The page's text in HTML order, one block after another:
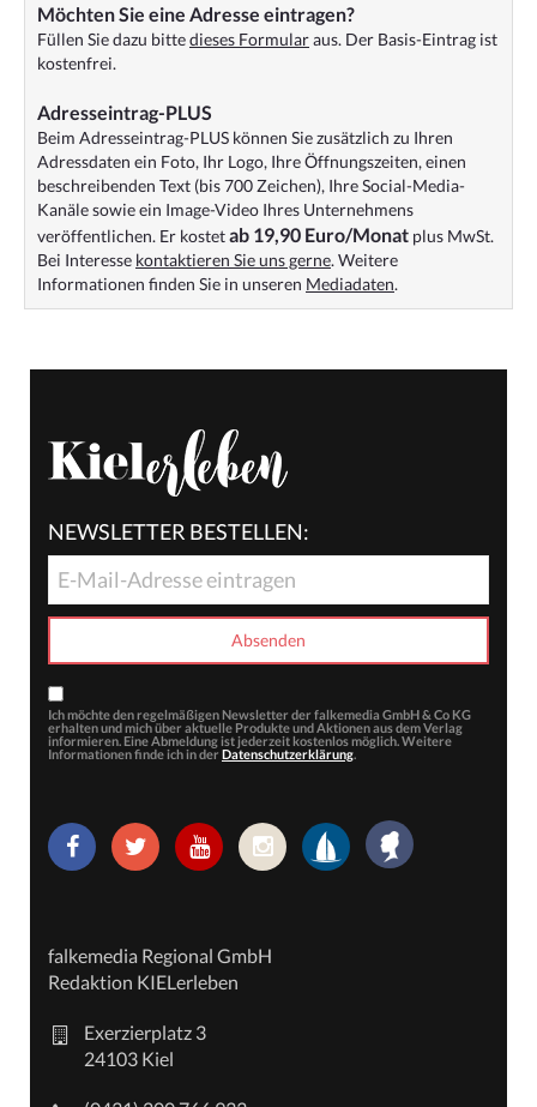
Möchten Sie eine Adresse eintragen?
Füllen Sie dazu bittedieses Formularaus. Der Basis-Eintrag ist
kostenfrei.
Adresseintrag-PLUS
Beim Adresseintrag-PLUS können Sie zusätzlich zu Ihren
Adressdaten ein Foto, Ihr Logo, Ihre Öffnungszeiten, einen
beschreibenden Text (bis 700 Zeichen), Ihre Social-Media-
Kanäle sowie ein Image-Video Ihres Unternehmens
veröffentlichen. Er kostetab 19,90 Euro/Monat plus MwSt.
Bei Interesse kontaktieren Sie uns gerne. Weitere
Informationen finden Sie in unseren Mediadaten.
NEWSLETTER BESTELLEN:
Ich möchte den regelmäßigen Newsletter der falkemedia GmbH & Co KG
erhalten und mich über aktuelle Produkte und Aktionen aus dem Verlag
informieren. Eine Abmeldung ist jederzeit kostenlos möglich. Weitere
Informationen finde ich in der Datenschutzerklärung.
falkemedia Regional GmbH
Redaktion KIELerleben
Exerzierplatz 3
24103 Kiel